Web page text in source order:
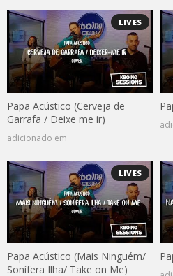
LIVES
Papa Acústico (Cerveja de
Garrafa / Deixe me ir)
adicionado em
LIVES
Papa Acústico (Mais Ninguém/
Sonífera Ilha/ Take on Me)